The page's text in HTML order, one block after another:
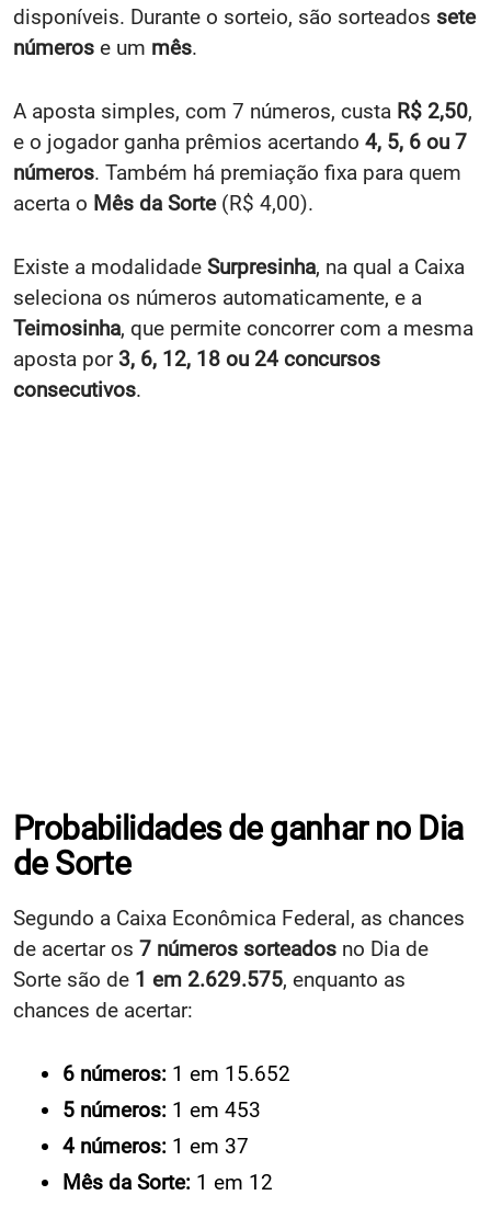
disponíveis. Durante o sorteio, são sorteados sete
números e um mês.
A aposta simples, com 7 números, custa R$ 2,50,
e o jogador ganha prêmios acertando 4, 5, 6 ou 7
números. Também há premiação fixa para quem
acerta o Mês da Sorte(R$ 4,00).
Existe a modalidade Surpresinha, na qual a Caixa
seleciona os números automaticamente, e a
Teimosinha, que permite concorrer com a mesma
aposta por 3, 6, 12, 18 ou 24 concursos
consecutivos.
Probabilidades de ganhar no Dia
de Sorte
Segundo a Caixa Econômica Federal, as chances
de acertar os 7 números sorteados no Dia de
Sorte são de 1 em 2.629.575, enquanto as
chances de acertar:
6 números: 1 em 15.652
5 números: 1 em 453
4 números: 1 em 37
Mês da Sorte: 1 em 12